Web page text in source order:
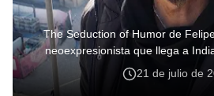
The Seduction of Humor de
neoexpresionista que llega a
21 de julio de